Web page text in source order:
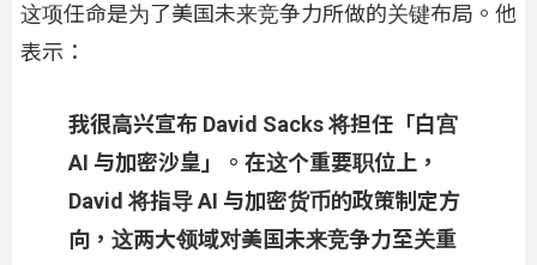
这项任命是为了美国未来竞争力所做的关键布局。他
表示：
我很高兴宣布 David Sacks 将担任「白宫
AI 与加密沙皇」。在这个重要职位上，
David 将指导 AI 与加密货币的政策制定方
向，这两大领域对美国未来竞争力至关重